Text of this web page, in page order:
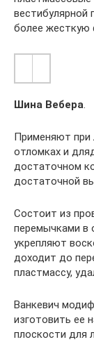
вестибулярной
более жесткую
Шина Вебера.
Применяют при
отломках и
достаточном
достаточной
Состоит из
перемычками в
укрепляют
доходит до
пластмассу,
Ванкевич
изготовить ее
плоскости для